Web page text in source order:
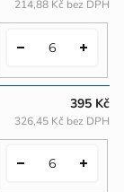
214,88 Kč bez DPH
395 Kč
326,45 Kč bez DPH